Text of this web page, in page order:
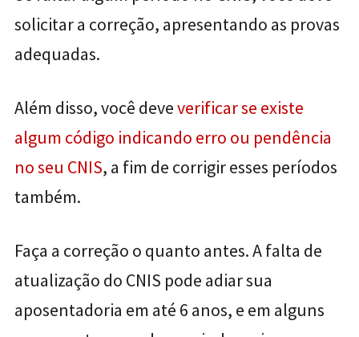
solicitar a correção, apresentando as provas
adequadas.
Além disso, você deveverificar se existe
algum código indicando erro ou pendência
no seu CNIS, a fim de corrigir esses períodos
também.
Faça a correção o quanto antes. A falta de
atualização do CNIS pode adiar sua
aposentadoria em até 6 anos, e em alguns